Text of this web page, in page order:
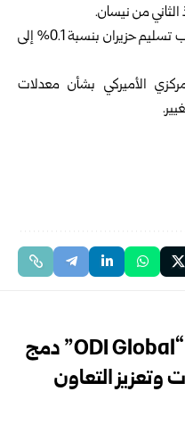
من نيسان.
وارتفعت العقود الآجلة الأميركية للذهب تسليم حزيران بنسبة 0.1% إلى
الأميركي بشأن معدلات
وزير المالية يبحث مع وفد “ODI Global” دمج
وتعزيز التعاون